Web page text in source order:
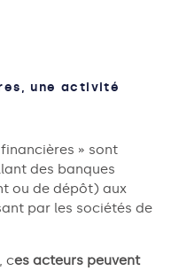
une activité
» sont
des banques
ou de dépôt) aux
par les sociétés de
ces acteurs peuvent